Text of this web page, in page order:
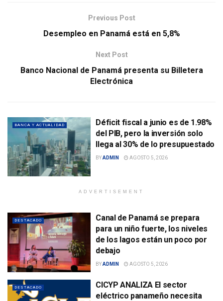
Previous Post
Desempleo en Panamá está en 5,8%
Next Post
Banco Nacional de Panamá presenta su Billetera
Electrónica
BANCA Y ACTUALIDAD
Déficit fiscal a junio es de 1.98%
del PIB, pero la inversión solo
llega al 30% de lo presupuestado
BYADMIN AGOSTO 5, 2026
ADVERTISEMENT
DESTACADO
Canal de Panamá se prepara
para un niño fuerte, los niveles
de los lagos están un poco por
debajo
BYADMIN AGOSTO 5, 2026
DESTACADO
CICYP ANALIZA El sector
eléctrico panameño necesita